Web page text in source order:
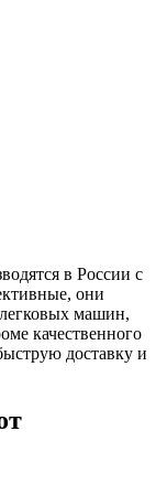
в России с
они
легковых машин,
качественного
доставку и